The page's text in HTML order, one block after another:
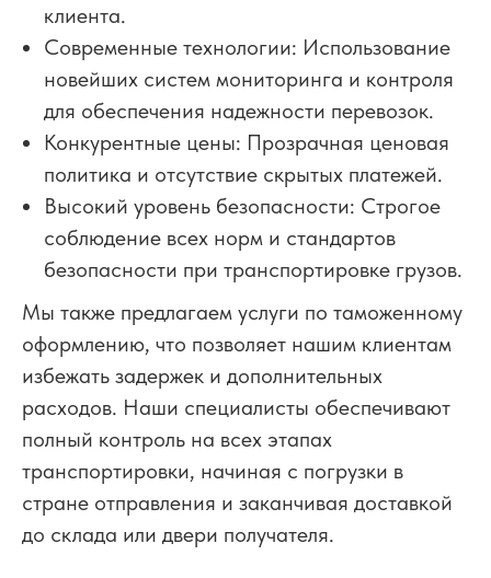
клиента.
Современные технологии: Использование
новейших систем мониторинга и контроля
для обеспечения надежности перевозок.
Конкурентные цены: Прозрачная ценовая
политика и отсутствие скрытых платежей.
Высокий уровень безопасности: Строгое
соблюдение всех норм и стандартов
безопасности при транспортировке грузов.
Мы также предлагаем услуги по таможенному
оформлению, что позволяет нашим клиентам
избежать задержек и дополнительных
расходов. Наши специалисты обеспечивают
полный контроль на всех этапах
транспортировки, начиная с погрузки в
стране отправления и заканчивая доставкой
до склада или двери получателя.